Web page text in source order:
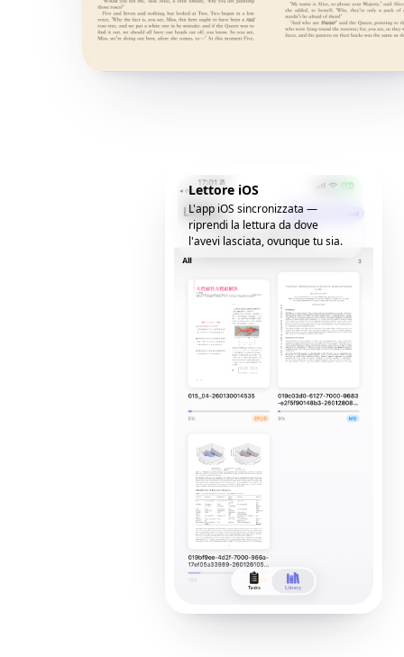
Lettore iOS
L'app iOS sincronizzata —
riprendi la lettura da dove
l'avevi lasciata, ovunque tu sia.